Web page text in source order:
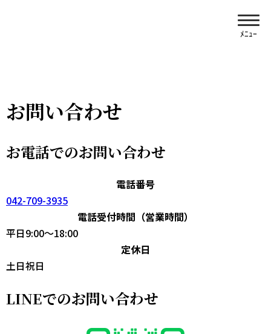
お問い合わせ
お電話でのお問い合わせ
電話番号
042-709-3935
電話受付時間（営業時間）
平日9:00〜18:00
定休日
土日祝日
LINEでのお問い合わせ